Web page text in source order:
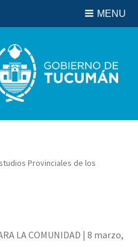
MENU
Provinciales de los
LA COMUNIDAD | 8 marzo,